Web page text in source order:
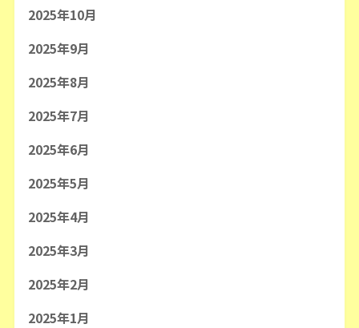
2025年10月
2025年9月
2025年8月
2025年7月
2025年6月
2025年5月
2025年4月
2025年3月
2025年2月
2025年1月